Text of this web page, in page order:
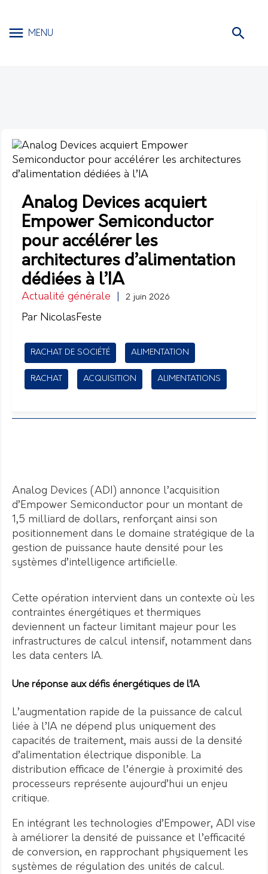
MENU
Analog Devices acquiert
Empower Semiconductor
pour accélérer les
architectures d’alimentation
dédiées à l’IA
Actualité générale 2 juin 2026
Par NicolasFeste
RACHAT DE SOCIÉTÉ ALIMENTATION
RACHAT ACQUISITION ALIMENTATIONS
Analog Devices (ADI) annonce l’acquisition
d’Empower Semiconductor pour un montant de
1,5 milliard de dollars, renforçant ainsi son
positionnement dans le domaine stratégique de la
gestion de puissance haute densité pour les
systèmes d’intelligence artificielle.
Cette opération intervient dans un contexte où les
contraintes énergétiques et thermiques
deviennent un facteur limitant majeur pour les
infrastructures de calcul intensif, notamment dans
les data centers IA.
Une réponse aux défis énergétiques de l’IA
L’augmentation rapide de la puissance de calcul
liée à l’IA ne dépend plus uniquement des
capacités de traitement, mais aussi de la densité
d’alimentation électrique disponible. La
distribution efficace de l’énergie à proximité des
processeurs représente aujourd’hui un enjeu
critique.
En intégrant les technologies d’Empower, ADI vise
à améliorer la densité de puissance et l’efficacité
de conversion, en rapprochant physiquement les
systèmes de régulation des unités de calcul.